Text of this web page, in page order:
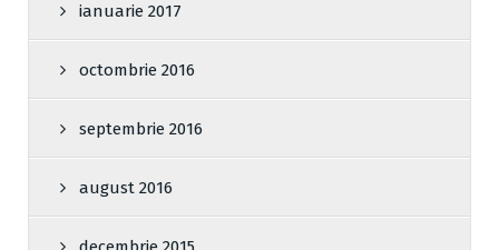
ianuarie 2017
octombrie 2016
septembrie 2016
august 2016